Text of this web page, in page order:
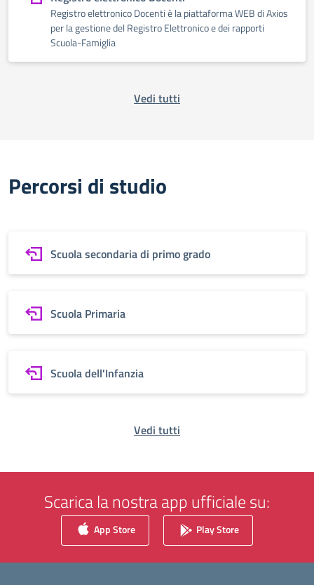
Registro elettronico Docenti è la piattaforma WEB di Axios
per la gestione del Registro Elettronico e dei rapporti
Scuola-Famiglia
Vedi tutti
Percorsi di studio
Scuola secondaria di primo grado
Scuola Primaria
Scuola dell'Infanzia
Vedi tutti
Scarica la nostra app ufficiale su:
App Store Play Store